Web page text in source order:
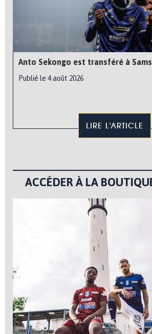
Anto Sekongo est transféré à
Publié le 4 août 2026
LIRE L'ARTICLE
ACCÉDER À LA